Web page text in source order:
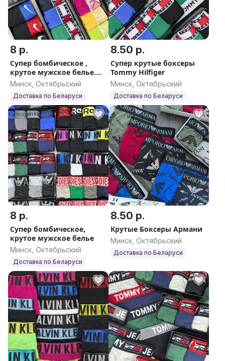
8 р.
Супер бомбическое ,
крутое мужское белье.
Производство Турция.
Качество ТОП.
Минск, Октябрьский
Доставка по Беларуси
8.50 р.
Супер крутые боксеры
Tommy Hilfiger
Минск, Октябрьский
Доставка по Беларуси
8 р.
Супер бомбическое,
крутое мужское белье
Минск, Октябрьский
Доставка по Беларуси
8.50 р.
Крутые Боксеры Армани
Минск, Октябрьский
Доставка по Беларуси